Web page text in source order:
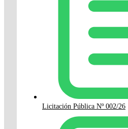
Licitación Pública Nº 002/26